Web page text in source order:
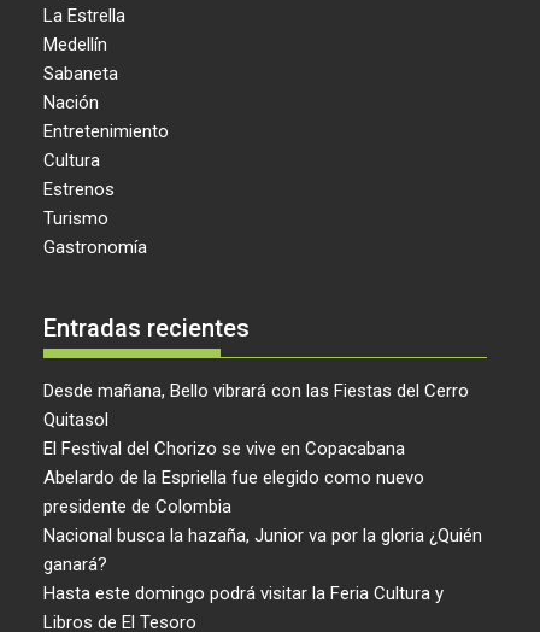
La Estrella
Medellín
Sabaneta
Nación
Entretenimiento
Cultura
Estrenos
Turismo
Gastronomía
Entradas recientes
Desde mañana, Bello vibrará con las Fiestas del Cerro
Quitasol
El Festival del Chorizo se vive en Copacabana
Abelardo de la Espriella fue elegido como nuevo
presidente de Colombia
Nacional busca la hazaña, Junior va por la gloria ¿Quién
ganará?
Hasta este domingo podrá visitar la Feria Cultura y
Libros de El Tesoro